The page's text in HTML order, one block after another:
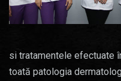
si tratamentele efectuate
toată patologia